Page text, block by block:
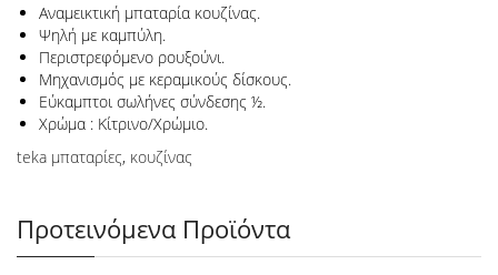
Αναμεικτική μπαταρία κουζίνας.
Ψηλή με καμπύλη.
Περιστρεφόμενο ρουξούνι.
Μηχανισμός με κεραμικούς δίσκους.
Εύκαμπτοι σωλήνες σύνδεσης ½.
Χρώμα : Κίτρινο/Χρώμιο.
teka μπαταρίες, κουζίνας
Προτεινόμενα Προϊόντα